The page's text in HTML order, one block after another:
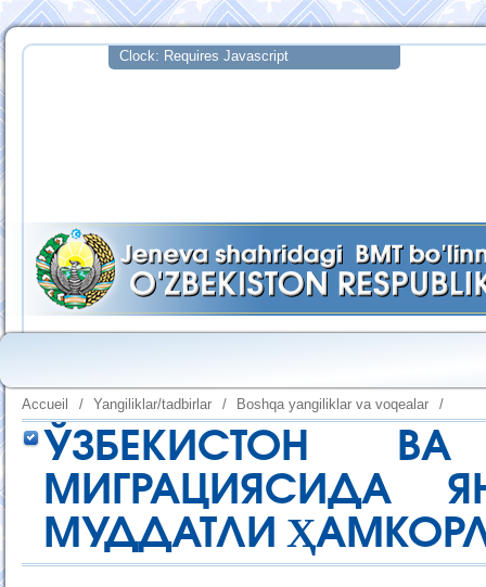
Accueil / Yangiliklar/tadbirlar / Boshqa yangiliklar va voqealar /
ЎЗБЕКИСТОН
МИГРАЦИЯСИДА
МУДДАТЛИ